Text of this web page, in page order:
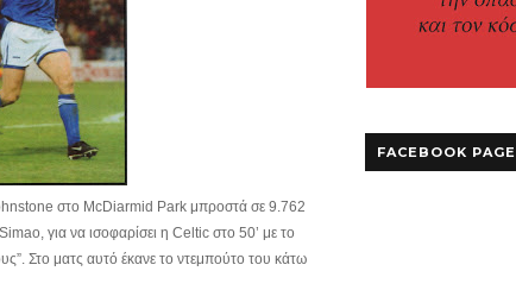
στο McDiarmid Park μπροστά σε 9.762
για να ισοφαρίσει η Celtic στο 50’ με το
Στο ματς αυτό έκανε το ντεμπούτο του κάτω
FACEBOOK PAGE